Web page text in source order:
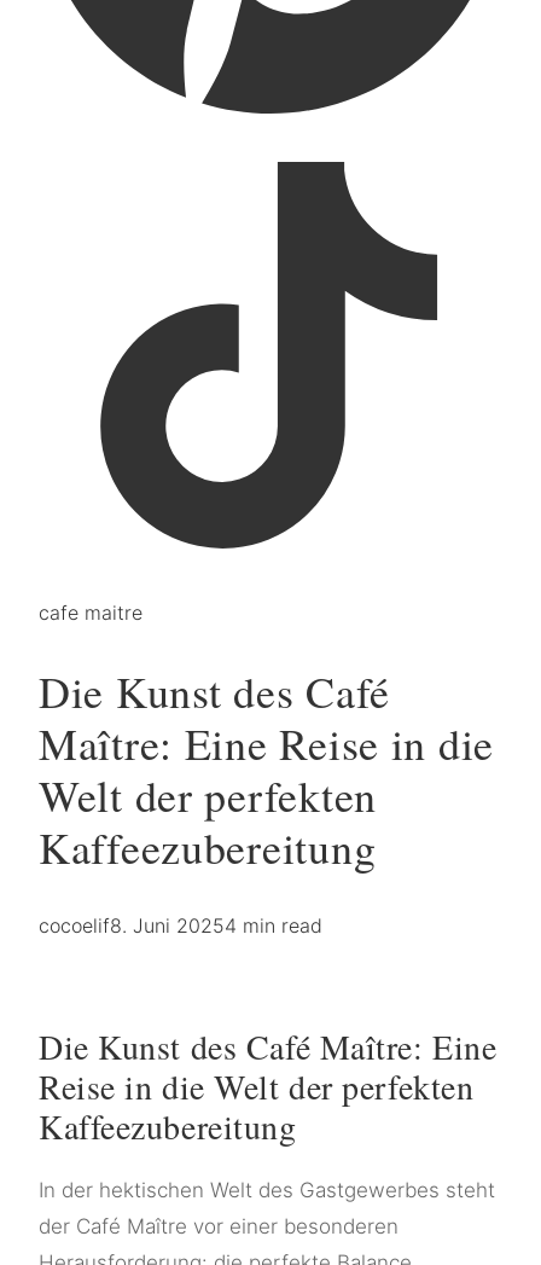
cafe maitre
Die Kunst des Café
Maître: Eine Reise in die
Welt der perfekten
Kaffeezubereitung
cocoelif8. Juni 20254 min read
Die Kunst des Café Maître: Eine
Reise in die Welt der perfekten
Kaffeezubereitung
In der hektischen Welt des Gastgewerbes steht
der Café Maître vor einer besonderen